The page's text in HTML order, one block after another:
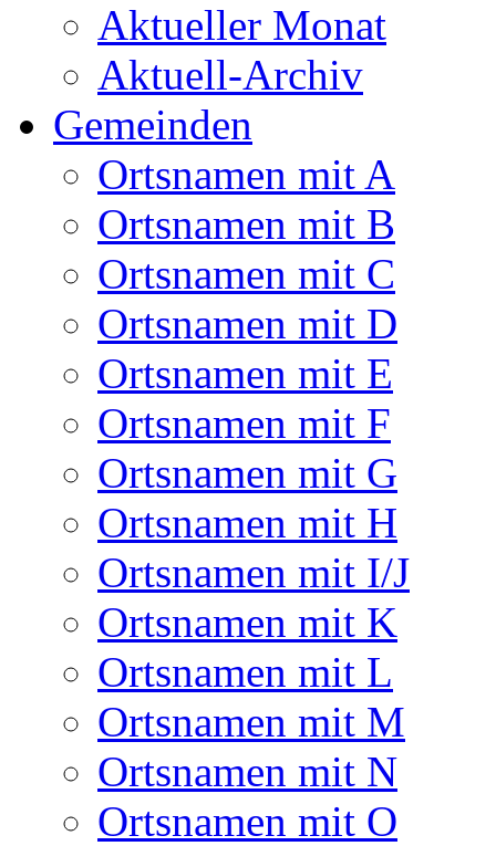
Aktueller Monat
Aktuell-Archiv
Gemeinden
Ortsnamen mit A
Ortsnamen mit B
Ortsnamen mit C
Ortsnamen mit D
Ortsnamen mit E
Ortsnamen mit F
Ortsnamen mit G
Ortsnamen mit H
Ortsnamen mit I/J
Ortsnamen mit K
Ortsnamen mit L
Ortsnamen mit M
Ortsnamen mit N
Ortsnamen mit O